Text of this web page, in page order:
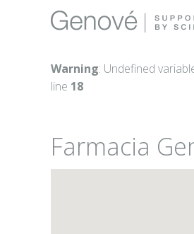
Warning: Undefined
line 18
Farmacia